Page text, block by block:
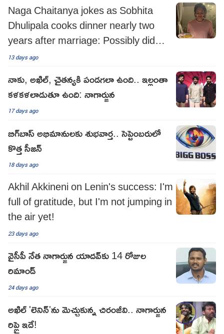
Naga Chaitanya jokes as Sobhita
Dhulipala cooks dinner nearly two
years after marriage: Possibly did
something right
13 days ago
నాకు, అఖిల్, చైతన్యకి పండగలా ఉంది.. ఇల్లంతా
కళకళలాడుతూ ఉంది: నాగార్జున
17 days ago
బిగ్‌బాస్‌ అభిమానులకు శుభవార్త.. సెప్టెంబరులో
కొత్త సీజన్‌
18 days ago
Akhil Akkineni on Lenin's success: I'm
full of gratitude, but I'm not jumping in
the air yet!
23 days ago
వైసీపీ నేత నాగార్జున యాదవ్‌కు 14 రోజుల
రిమాండ్
24 days ago
అఖిల్‌ 'లెనిన్'ను మెచ్చుకున్న చిరంజీవి.. నాగార్జున
రిప్లై ఇదే!